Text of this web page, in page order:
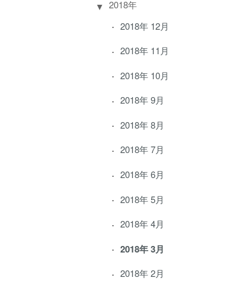
2018年
2018年 12月
2018年 11月
2018年 10月
2018年 9月
2018年 8月
2018年 7月
2018年 6月
2018年 5月
2018年 4月
2018年 3月
2018年 2月